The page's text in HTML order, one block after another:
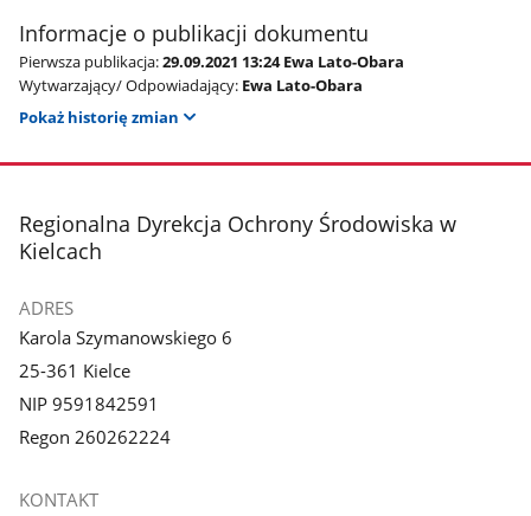
Informacje o publikacji dokumentu
Pierwsza publikacja:29.09.2021 13:24 Ewa Lato-Obara
Wytwarzający/ Odpowiadający: Ewa Lato-Obara
Pokaż historię zmian
stopka
Regionalna Dyrekcja Ochrony Środowiska w
Kielcach
ADRES
Karola Szymanowskiego 6
25-361 Kielce
NIP 9591842591
Regon 260262224
KONTAKT